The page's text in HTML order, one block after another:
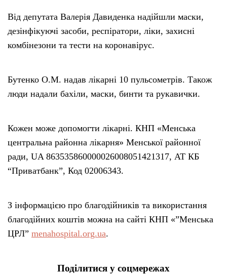
Від депутата Валерія Давиденка надійшли маски,
дезінфікуючі засоби, респіратори, ліки, захисні
комбінезони та тести на коронавірус.
Бутенко О.М. надав лікарні 10 пульсометрів. Також
люди надали бахіли, маски, бинти та рукавички.
Кожен може допомогти лікарні. КНП «Менська
центральна районна лікарня» Менської районної
ради, UA 863535860000026008051421317, АТ КБ
“Приватбанк”, Код 02006343.
З інформацією про благодійників та використання
благодійних коштів можна на сайті КНП «”Менська
ЦРЛ” menahospital.org.ua.
Поділитися у соцмережах